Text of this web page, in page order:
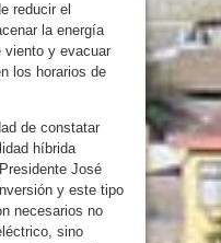
reducir el
la energía
viento y evacuar
los horarios de
de constatar
híbrida
José
y este tipo
necesarios no
sino